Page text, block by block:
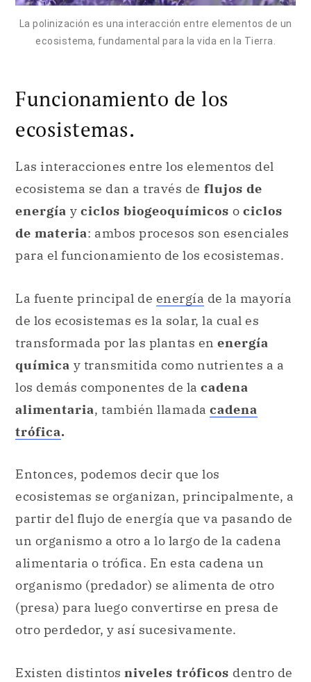
La polinización es una interacción entre elementos de un
ecosistema, fundamental para la vida en la Tierra.
Funcionamiento de los
ecosistemas.
Las interacciones entre los elementos del
ecosistema se dan a través de flujos de
energía y ciclos biogeoquímicos o ciclos
de materia: ambos procesos son esenciales
para el funcionamiento de los ecosistemas.
La fuente principal de energía de la mayoría
de los ecosistemas es la solar, la cual es
transformada por las plantas en energía
química y transmitida como nutrientes a a
los demás componentes de la cadena
alimentaria, también llamada cadena
trófica.
Entonces, podemos decir que los
ecosistemas se organizan, principalmente, a
partir del flujo de energía que va pasando de
un organismo a otro a lo largo de la cadena
alimentaria o trófica. En esta cadena un
organismo (predador) se alimenta de otro
(presa) para luego convertirse en presa de
otro perdedor, y así sucesivamente.
Existen distintos niveles tróficos dentro de